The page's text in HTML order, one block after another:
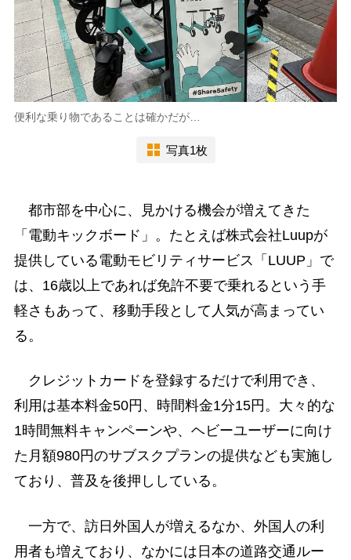
便利な乗り物であることは確かだが…
写真1枚
都市部を中心に、見かける機会が増えてきた
「電動キックボード」。たとえば株式会社Luupが
提供している電動モビリティサービス「LUUP」で
は、16歳以上であれば免許不要で乗れるという手
軽さもあって、移動手段として人気が高まってい
る。
クレジットカードを登録するだけで利用でき、
利用は基本料金50円、時間料金1分15円。大々的な
1時間無料キャンペーンや、ヘビーユーザーに向け
た月額980円のサブスクプランの提供なども実施し
ており、普及を後押ししている。
一方で、訪日外国人が増えるなか、外国人の利
用者も増えており、なかには日本の道路交通ルー